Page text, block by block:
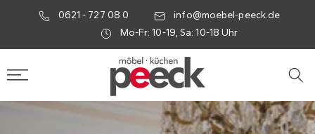
0621 - 727 08 0
info@moebel-peeck.de
Mo-Fr: 10-19, Sa: 10-18 Uhr